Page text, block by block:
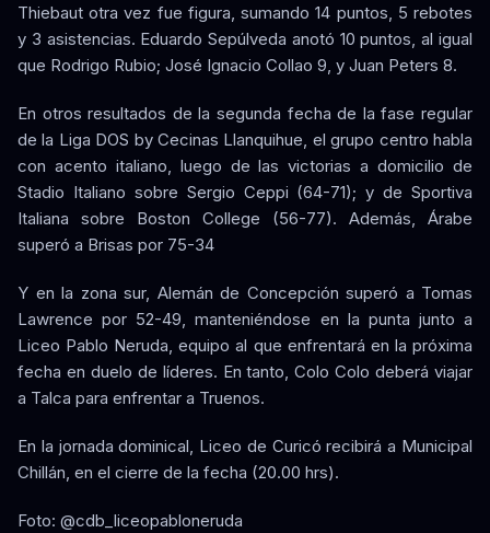
Thiebaut otra vez fue figura, sumando 14 puntos, 5 rebotes
y 3 asistencias. Eduardo Sepúlveda anotó 10 puntos, al igual
que Rodrigo Rubio; José Ignacio Collao 9, y Juan Peters 8.
En otros resultados de la segunda fecha de la fase regular
de la Liga DOS by Cecinas Llanquihue, el grupo centro habla
con acento italiano, luego de las victorias a domicilio de
Stadio Italiano sobre Sergio Ceppi (64-71); y de Sportiva
Italiana sobre Boston College (56-77). Además, Árabe
superó a Brisas por 75-34
Y en la zona sur, Alemán de Concepción superó a Tomas
Lawrence por 52-49, manteniéndose en la punta junto a
Liceo Pablo Neruda, equipo al que enfrentará en la próxima
fecha en duelo de líderes. En tanto, Colo Colo deberá viajar
a Talca para enfrentar a Truenos.
En la jornada dominical, Liceo de Curicó recibirá a Municipal
Chillán, en el cierre de la fecha (20.00 hrs).
Foto: @cdb_liceopabloneruda